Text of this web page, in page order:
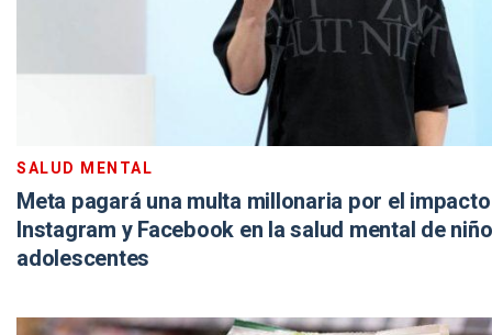
SALUD MENTAL
Meta pagará una multa millonaria por el
Instagram y Facebook en la salud mental de
adolescentes